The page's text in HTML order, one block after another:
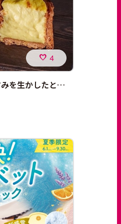
【NEW】毎年待望！天然の甘みを生かしたとうもろこしフランが7/14より新発売
4